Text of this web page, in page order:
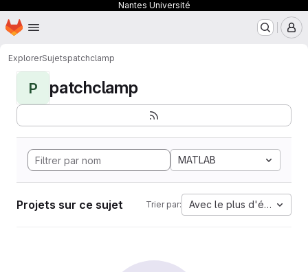
Nantes Université
Passer au contenu principal
Page d'accueil
ExplorerSujetspatchclamp
P patchclamp
MATLAB
Projets sur ce sujet Trier par: Avec le plus d'étoiles